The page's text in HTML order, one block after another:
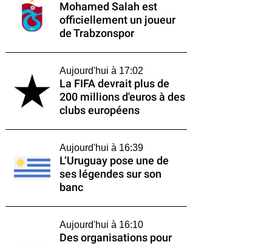
Mohamed Salah est
officiellement un joueur
de Trabzonspor
Aujourd'hui à 17:02
La FIFA devrait plus de
200 millions d'euros à des
clubs européens
Aujourd'hui à 16:39
L’Uruguay pose une de
ses légendes sur son
banc
Aujourd'hui à 16:10
Des organisations pour